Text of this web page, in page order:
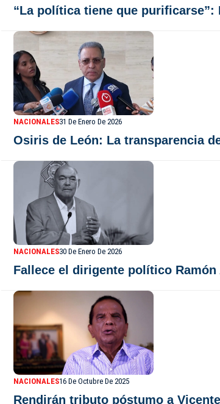
“La política tiene que purificarse”:
NACIONALES31 De Enero De 2026
Osiris de León: La transparencia
NACIONALES30 De Enero De 2026
Fallece el dirigente político Ramón
NACIONALES16 De Octubre De 2025
Rendirán tributo póstumo a